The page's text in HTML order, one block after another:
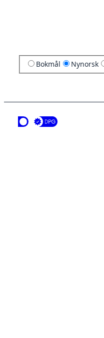
Bokmål Nynorsk